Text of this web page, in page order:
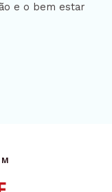
e o bem estar